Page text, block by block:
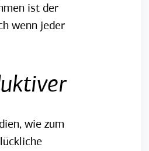
ist der
wenn jeder
, wie zum